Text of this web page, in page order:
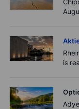
is